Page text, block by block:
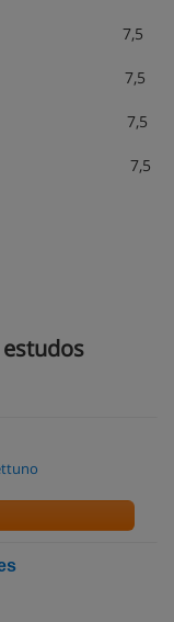
7,5
7,5
7,5
7,5